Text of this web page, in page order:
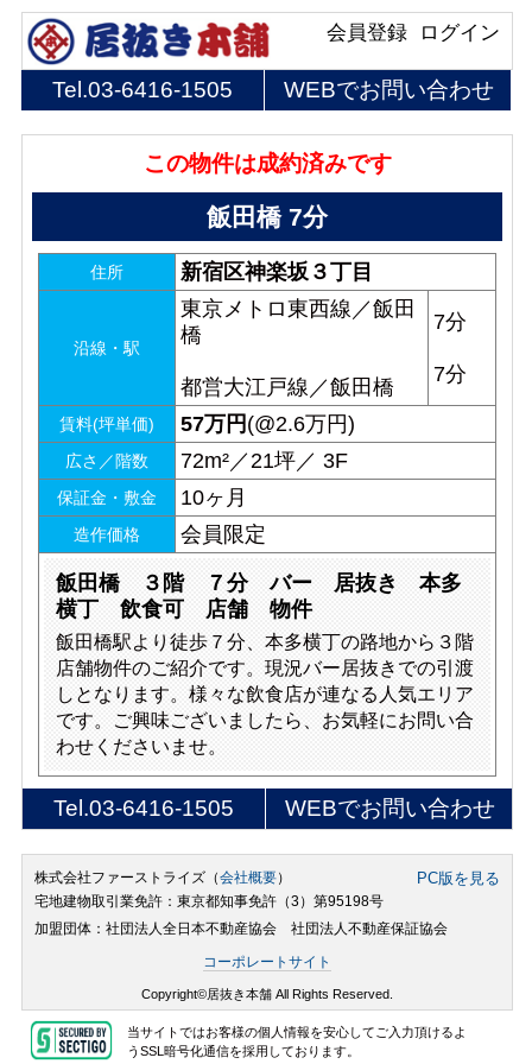
ログイン
会員登録
Tel.03-6416-1505 WEBでお問い合わせ
この物件は成約済みです
飯田橋 7分
住所 新宿区神楽坂３丁目
沿線・駅
東京メトロ東西線／飯田
橋
都営大江戸線／飯田橋
7分
7分
賃料(坪単価) 57万円 (@2.6万円)
広さ／階数 72m²／21坪／ 3F
保証金・敷金 10ヶ月
造作価格 会員限定
飯田橋 ３階 ７分 バー 居抜き 本多
横丁 飲食可 店舗 物件
飯田橋駅より徒歩７分、本多横丁の路地から３階
店舗物件のご紹介です。現況バー居抜きでの引渡
しとなります。様々な飲食店が連なる人気エリア
です。ご興味ございましたら、お気軽にお問い合
わせくださいませ。
Tel.03-6416-1505 WEBでお問い合わせ
株式会社ファーストライズ（会社概要） PC版を見る
宅地建物取引業免許：東京都知事免許（3）第95198号
加盟団体：社団法人全日本不動産協会 社団法人不動産保証協会
コーポレートサイト
Copyright©居抜き本舗 All Rights Reserved.
当サイトではお客様の個人情報を安心してご入力頂けるよ
うSSL暗号化通信を採用しております。